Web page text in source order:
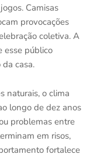
Camisas
provocações
coletiva. A
esse público
casa.
naturais, o clima
longo de dez anos
problemas entre
em risos,
fortalece